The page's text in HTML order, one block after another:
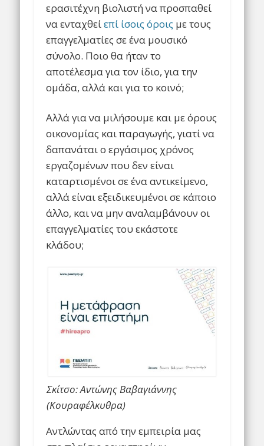
ερασιτέχνη βιολιστή να προσπαθεί
να ενταχθείεπί ίσοις όροις με τους
επαγγελματίες σε ένα μουσικό
σύνολο. Ποιο θα ήταν το
αποτέλεσμα για τον ίδιο, για την
ομάδα, αλλά και για το κοινό;
Αλλά για να μιλήσουμε και με όρους
οικονομίας και παραγωγής, γιατί να
δαπανάται ο εργάσιμος χρόνος
εργαζομένων που δεν είναι
καταρτισμένοι σε ένα αντικείμενο,
αλλά είναι εξειδικευμένοι σε κάποιο
άλλο, και να μην αναλαμβάνουν οι
επαγγελματίες του εκάστοτε
κλάδου;
Σκίτσο: Αντώνης Βαβαγιάννης
(Κουραφέλκυθρα)
Αντλώντας από την εμπειρία μας